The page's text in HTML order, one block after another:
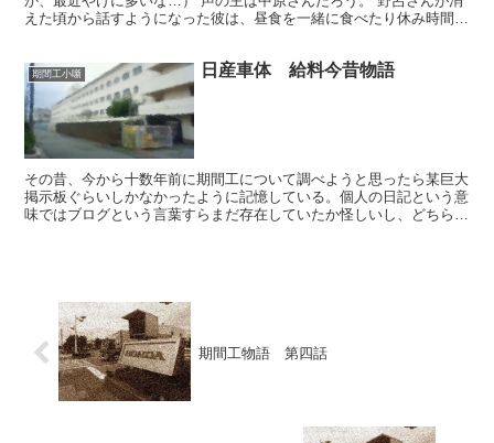
えた頃から話すようになった彼は、昼食を一緒に食べたり休み時間に
期間工小噺 日産車体 給料今昔物語
その昔、今から十数年前に期間工について調べようと思ったら某巨大
掲示板ぐらいしかなかったように記憶している。個人の日記という意
味ではブログという言葉すらまだ存在していたか怪しいし、どちらか
期間工物語 第四話